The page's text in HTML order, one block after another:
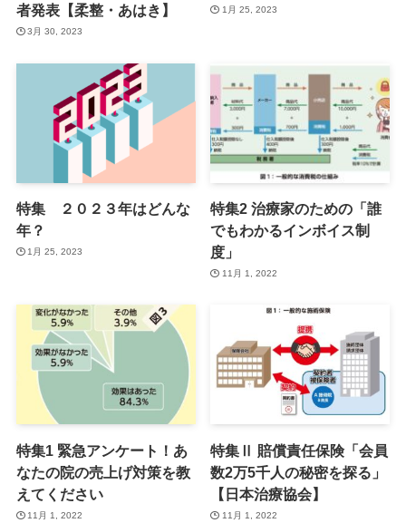
者発表【柔整・あはき】
3月 30, 2023
1月 25, 2023
特集 ２０２３年はどんな
年？
1月 25, 2023
特集2 治療家のための「誰
でもわかるインボイス制
度」
11月 1, 2022
特集1 緊急アンケート！あ
なたの院の売上げ対策を教
えてください
11月 1, 2022
特集Ⅱ 賠償責任保険「会員
数2万5千人の秘密を探る」
【日本治療協会】
11月 1, 2022